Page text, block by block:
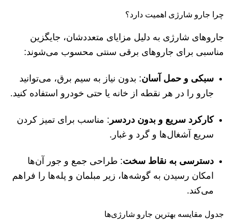
چرا جارو شارژی اهمیت دارد؟
جاروهای شارژی به دلیل مزایای متعددشان، جایگزین
مناسبی برای جاروهای برقی سنتی محسوب می‌شوند:
سبکی و حمل آسان: بدون نیاز به سیم برق، می‌توانید
جارو را در هر نقطه از خانه یا حتی خودرو استفاده کنید.
کارکرد سریع و بدون دردسر : مناسب برای تمیز کردن
سریع آشغال‌ها و گرد و غبار.
دسترسی به نقاط سخت: طراحی جمع و جور آن‌ها
امکان رسیدن به گوشه‌ها، زیر مبلمان و پله‌ها را فراهم
می‌کند.
جدول مقایسه بهترین جارو شارژی‌ها